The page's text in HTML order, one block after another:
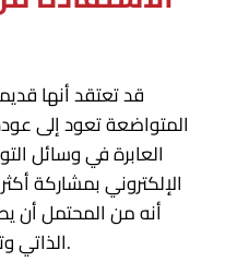
قد تعتقد أنها
المتواضعة تعود إلى
العابرة في وسائل
الإلكتروني بمشاركة
أنه من المحتمل أن
الذاتي وتوفر قيمة حقيقية للمشتركين.